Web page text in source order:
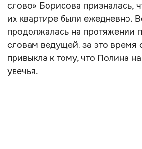
слово» Борисова призналась,
их квартире были ежедневно.
продолжалась на протяжении
словам ведущей, за это время
привыкла к тому, что Полина
увечья.